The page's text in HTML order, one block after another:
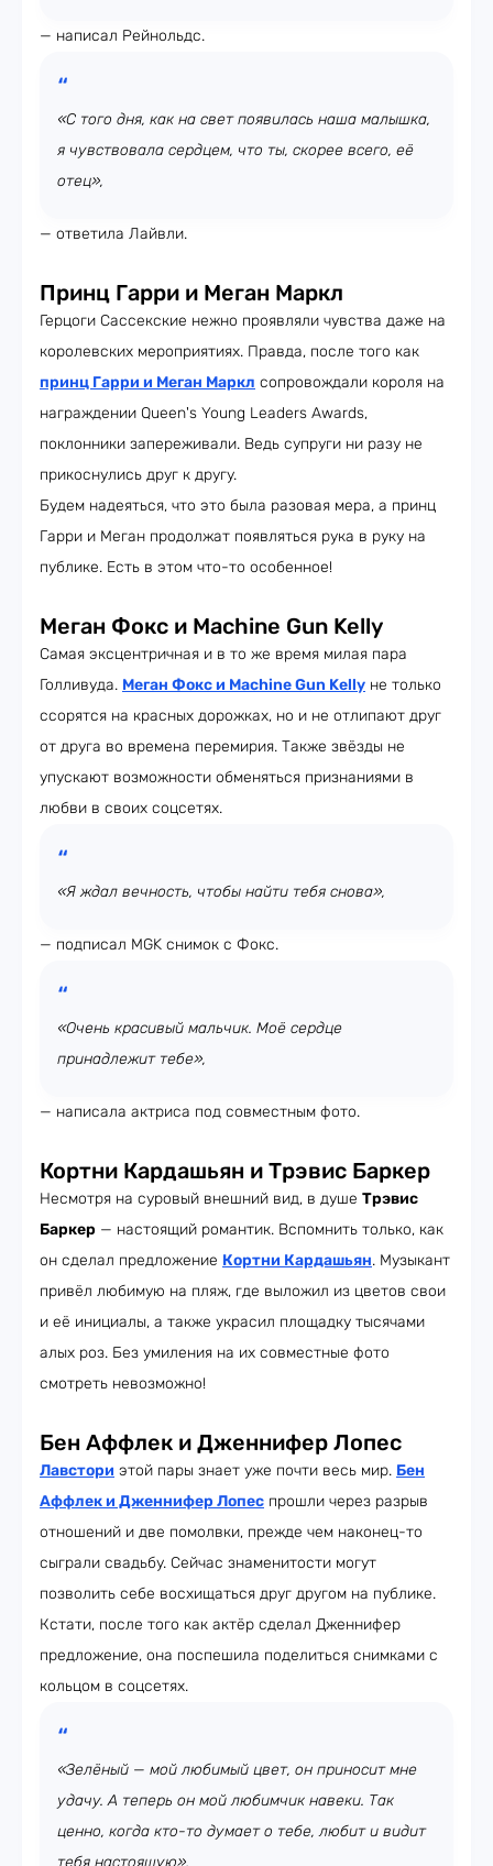
— написал Рейнольдс.
«С того дня, как на свет появилась наша малышка,
я чувствовала сердцем, что ты, скорее всего, её
отец»,
— ответила Лайвли.
Принц Гарри и Меган Маркл
Герцоги Сассекские нежно проявляли чувства даже на
королевских мероприятиях. Правда, после того как
принц Гарри и Меган Маркл сопровождали короля на
награждении Queen's Young Leaders Awards,
поклонники запереживали. Ведь супруги ни разу не
прикоснулись друг к другу.
Будем надеяться, что это была разовая мера, а принц
Гарри и Меган продолжат появляться рука в руку на
публике. Есть в этом что-то особенное!
Меган Фокс и Machine Gun Kelly
Самая эксцентричная и в то же время милая пара
Голливуда. Меган Фокс и Machine Gun Kelly не только
ссорятся на красных дорожках, но и не отлипают друг
от друга во времена перемирия. Также звёзды не
упускают возможности обменяться признаниями в
любви в своих соцсетях.
«Я ждал вечность, чтобы найти тебя снова»,
— подписал MGK снимок с Фокс.
«Очень красивый мальчик. Моё сердце
принадлежит тебе»,
— написала актриса под совместным фото.
Кортни Кардашьян и Трэвис Баркер
Несмотря на суровый внешний вид, в душе Трэвис
Баркер — настоящий романтик. Вспомнить только, как
он сделал предложение Кортни Кардашьян. Музыкант
привёл любимую на пляж, где выложил из цветов свои
и её инициалы, а также украсил площадку тысячами
алых роз. Без умиления на их совместные фото
смотреть невозможно!
Бен Аффлек и Дженнифер Лопес
Лавстори этой пары знает уже почти весь мир. Бен
Аффлек и Дженнифер Лопес прошли через разрыв
отношений и две помолвки, прежде чем наконец-то
сыграли свадьбу. Сейчас знаменитости могут
позволить себе восхищаться друг другом на публике.
Кстати, после того как актёр сделал Дженнифер
предложение, она поспешила поделиться снимками с
кольцом в соцсетях.
«Зелёный — мой любимый цвет, он приносит мне
удачу. А теперь он мой любимчик навеки. Так
ценно, когда кто-то думает о тебе, любит и видит
тебя настоящую»,